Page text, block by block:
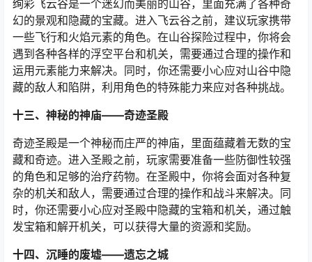
绚彩飞云谷是一个迷幻而美丽的山谷，里面充满了各种奇
幻的景观和隐藏的宝藏。进入飞云谷之前，建议玩家携带
一些飞行和火焰元素的角色。在山谷探险过程中，你将会
遇到各种各样的浮空平台和机关，需要通过合理的操作和
运用元素能力来解决。同时，你还需要小心应对山谷中隐
藏的敌人和陷阱，利用角色的特殊能力来应对各种挑战。
十三、神秘的神庙——奇迹圣殿
奇迹圣殿是一个神秘而庄严的神庙，里面蕴藏着无数的宝
藏和奇迹。进入圣殿之前，玩家需要准备一些防御性较强
的角色和足够的治疗药物。在圣殿中，你将会面对各种复
杂的机关和敌人，需要通过合理的操作和战斗来解决。同
时，你还需要小心应对圣殿中隐藏的宝箱和机关，通过触
发宝箱和解开机关，可以获得大量的资源和奖励。
十四、沉睡的废墟——遗忘之城